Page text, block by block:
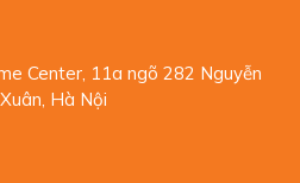
Center, 11a ngõ 282 Nguyễn
Hà Nội